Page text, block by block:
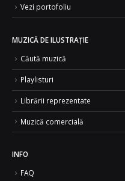
Vezi portofoliu
MUZICĂ DE ILUSTRAȚIE
Căută muzică
Playlisturi
Librării reprezentate
Muzică comercială
INFO
FAQ